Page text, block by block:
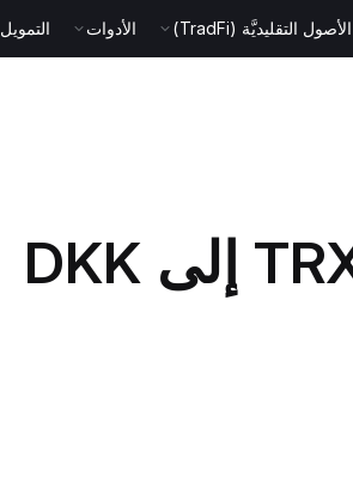
الأصول التقليديَّة (TradFi) الأدوات التمويل
حوِّل 1 TRX (TRON) إلى DKK